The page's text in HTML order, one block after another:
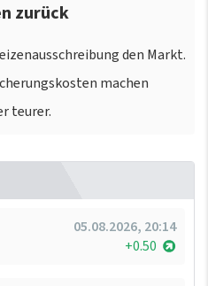
zurück
den Markt.
machen
teurer.
05.08.2026, 20:14
+0.50